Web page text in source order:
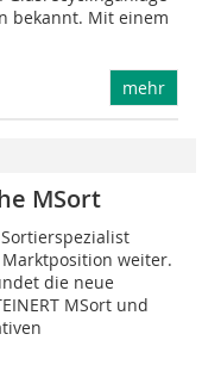
bekannt. Mit einem
mehr
MSort
Marktposition weiter.
die neue
MSort und